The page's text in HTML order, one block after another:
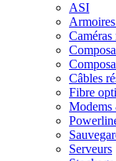
ASI
Caméras
Câbles
Fibre
Modems
Serveurs